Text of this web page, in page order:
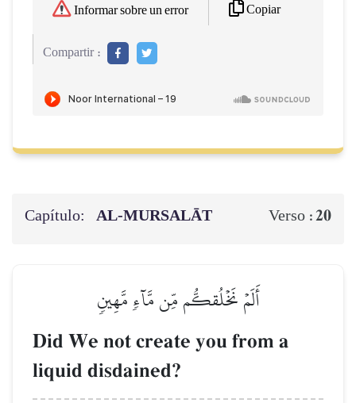
Informar sobre un error Copiar
Compartir :
Capítulo: AL‑MURSALĀT Verso :20
أَلَمۡ نَخۡلُقكُّم مِّن مَّآءٖ مَّهِينٖ
Did We not create you from a
liquid disdained?